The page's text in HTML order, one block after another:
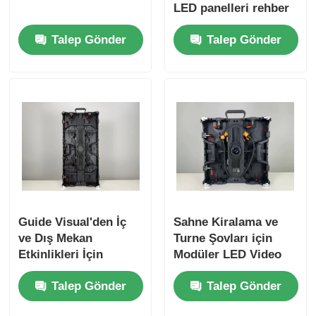
Talep Gönder
LED panelleri rehber
görsel
Talep Gönder
Guide Visual'den İç
ve Dış Mekan
Etkinlikleri İçin
Yüksek Parlaklıkta
Kiralık LED Ekran
Talep Gönder
Sahne Kiralama ve
Turne Şovları için
Modüler LED Video
Duvar Panelleri
Talep Gönder